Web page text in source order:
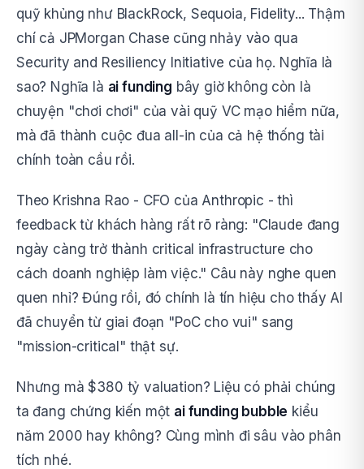
quỹ khủng như BlackRock, Sequoia, Fidelity... Thậm
chí cả JPMorgan Chase cũng nhảy vào qua
Security and Resiliency Initiative của họ. Nghĩa là
sao? Nghĩa là ai funding bây giờ không còn là
chuyện "chơi chơi" của vài quỹ VC mạo hiểm nữa,
mà đã thành cuộc đua all-in của cả hệ thống tài
chính toàn cầu rồi.
Theo Krishna Rao - CFO của Anthropic - thì
feedback từ khách hàng rất rõ ràng: "Claude đang
ngày càng trở thành critical infrastructure cho
cách doanh nghiệp làm việc." Câu này nghe quen
quen nhỉ? Đúng rồi, đó chính là tín hiệu cho thấy AI
đã chuyển từ giai đoạn "PoC cho vui" sang
"mission-critical" thật sự.
Nhưng mà $380 tỷ valuation? Liệu có phải chúng
ta đang chứng kiến một ai funding bubble kiểu
năm 2000 hay không? Cùng mình đi sâu vào phân
tích nhé.